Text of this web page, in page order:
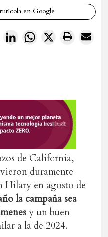
en Google
FacebookLinkedInWhatsApp
X
de California,
duramente
Hilary en agosto de
la campaña sea
y un buen
a la de 2024.